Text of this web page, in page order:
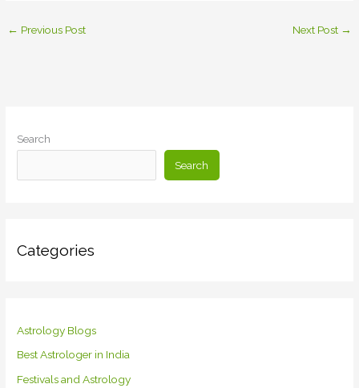
← Previous Post Next Post →
Search
Search
Categories
Astrology Blogs
Best Astrologer in India
Festivals and Astrology